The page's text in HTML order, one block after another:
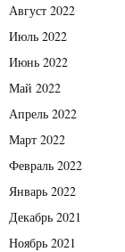
Август 2022
Июль 2022
Июнь 2022
Май 2022
Апрель 2022
Март 2022
Февраль 2022
Январь 2022
Декабрь 2021
Ноябрь 2021